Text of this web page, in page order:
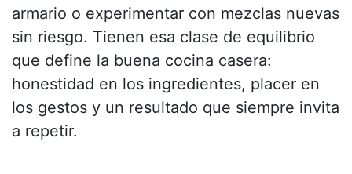
armario o experimentar con mezclas nuevas
sin riesgo. Tienen esa clase de equilibrio
que define la buena cocina casera:
honestidad en los ingredientes, placer en
los gestos y un resultado que siempre invita
a repetir.